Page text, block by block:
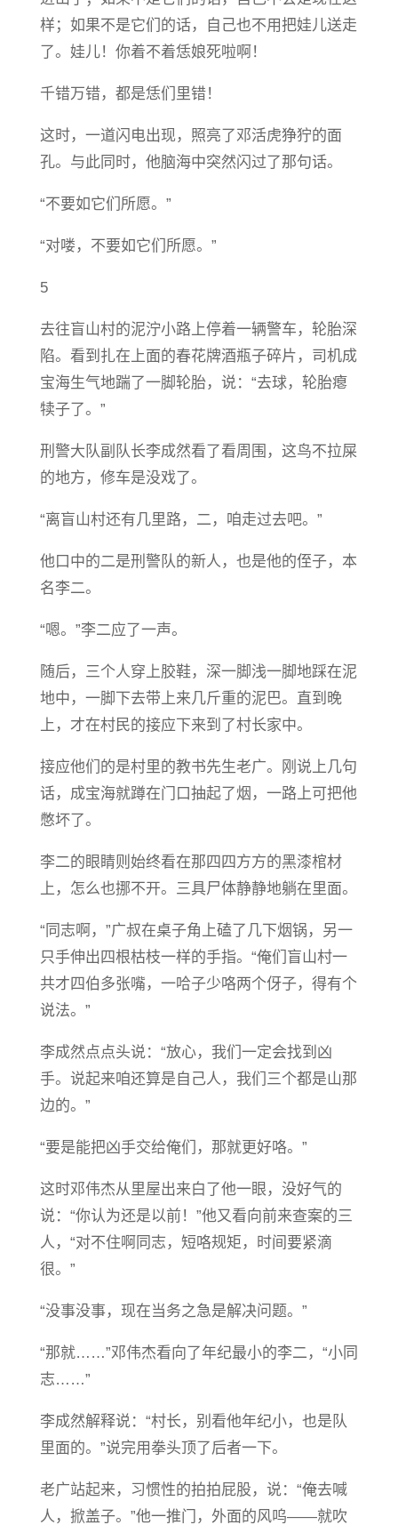
样；如果不是它们的话，自己也不用把娃儿送走
了。娃儿！你着不着恁娘死啦啊！
千错万错，都是恁们里错！
这时，一道闪电出现，照亮了邓活虎狰狞的面
孔。与此同时，他脑海中突然闪过了那句话。
“不要如它们所愿。”
“对喽，不要如它们所愿。”
5
去往盲山村的泥泞小路上停着一辆警车，轮胎深
陷。看到扎在上面的春花牌酒瓶子碎片，司机成
宝海生气地踹了一脚轮胎，说：“去球，轮胎瘪
犊子了。”
刑警大队副队长李成然看了看周围，这鸟不拉屎
的地方，修车是没戏了。
“离盲山村还有几里路，二，咱走过去吧。”
他口中的二是刑警队的新人，也是他的侄子，本
名李二。
“嗯。”李二应了一声。
随后，三个人穿上胶鞋，深一脚浅一脚地踩在泥
地中，一脚下去带上来几斤重的泥巴。直到晚
上，才在村民的接应下来到了村长家中。
接应他们的是村里的教书先生老广。刚说上几句
话，成宝海就蹲在门口抽起了烟，一路上可把他
憋坏了。
李二的眼睛则始终看在那四四方方的黑漆棺材
上，怎么也挪不开。三具尸体静静地躺在里面。
“同志啊，”广叔在桌子角上磕了几下烟锅，另一
只手伸出四根枯枝一样的手指。“俺们盲山村一
共才四伯多张嘴，一哈子少咯两个伢子，得有个
说法。”
李成然点点头说：“放心，我们一定会找到凶
手。说起来咱还算是自己人，我们三个都是山那
边的。”
“要是能把凶手交给俺们，那就更好咯。”
这时邓伟杰从里屋出来白了他一眼，没好气的
说：“你认为还是以前！”他又看向前来查案的三
人，“对不住啊同志，短咯规矩，时间要紧滴
很。”
“没事没事，现在当务之急是解决问题。”
“那就……”邓伟杰看向了年纪最小的李二，“小同
志……”
李成然解释说：“村长，别看他年纪小，也是队
里面的。”说完用拳头顶了后者一下。
老广站起来，习惯性的拍拍屁股，说：“俺去喊
人，掀盖子。”他一推门，外面的风呜——就吹